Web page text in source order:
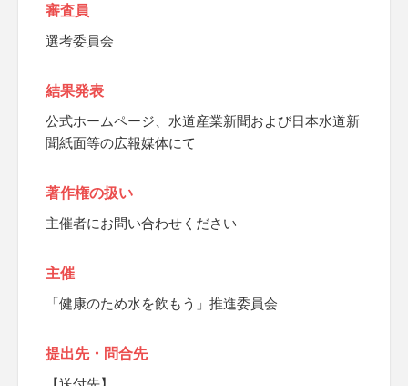
審査員
選考委員会
結果発表
公式ホームページ、水道産業新聞および日本水道新
聞紙面等の広報媒体にて
著作権の扱い
主催者にお問い合わせください
主催
「健康のため水を飲もう」推進委員会
提出先・問合先